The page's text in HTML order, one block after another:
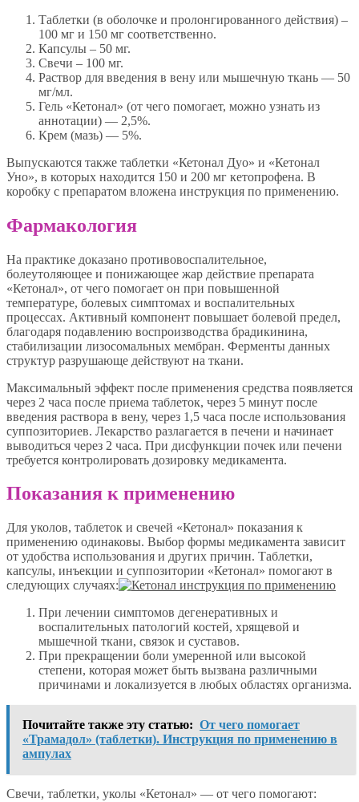
Таблетки (в оболочке и пролонгированного действия) –
100 мг и 150 мг соответственно.
Капсулы – 50 мг.
Свечи – 100 мг.
Раствор для введения в вену или мышечную ткань — 50
мг/мл.
Гель «Кетонал» (от чего помогает, можно узнать из
аннотации) — 2,5%.
Крем (мазь) — 5%.
Выпускаются также таблетки «Кетонал Дуо» и «Кетонал
Уно», в которых находится 150 и 200 мг кетопрофена. В
коробку с препаратом вложена инструкция по применению.
Фармакология
На практике доказано противовоспалительное,
болеутоляющее и понижающее жар действие препарата
«Кетонал», от чего помогает он при повышенной
температуре, болевых симптомах и воспалительных
процессах. Активный компонент повышает болевой предел,
благодаря подавлению воспроизводства брадикинина,
стабилизации лизосомальных мембран. Ферменты данных
структур разрушающе действуют на ткани.
Максимальный эффект после применения средства появляется
через 2 часа после приема таблеток, через 5 минут после
введения раствора в вену, через 1,5 часа после использования
суппозиториев. Лекарство разлагается в печени и начинает
выводиться через 2 часа. При дисфункции почек или печени
требуется контролировать дозировку медикамента.
Показания к применению
Для уколов, таблеток и свечей «Кетонал» показания к
применению одинаковы. Выбор формы медикамента зависит
от удобства использования и других причин. Таблетки,
капсулы, инъекции и суппозитории «Кетонал» помогают в
следующих случаях:
При лечении симптомов дегенеративных и
воспалительных патологий костей, хрящевой и
мышечной ткани, связок и суставов.
При прекращении боли умеренной или высокой
степени, которая может быть вызвана различными
причинами и локализуется в любых областях организма.
Почитайте также эту статью: От чего помогает
«Трамадол» (таблетки). Инструкция по применению в
ампулах
Свечи, таблетки, уколы «Кетонал» — от чего помогают: